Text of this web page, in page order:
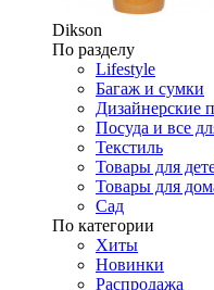
Dikson
По разделу
Lifestyle
Багаж и сумки
Дизайнерские
Посуда и все
Текстиль
Товары для
Товары для
Сад
По категории
Хиты
Новинки
Распродажа